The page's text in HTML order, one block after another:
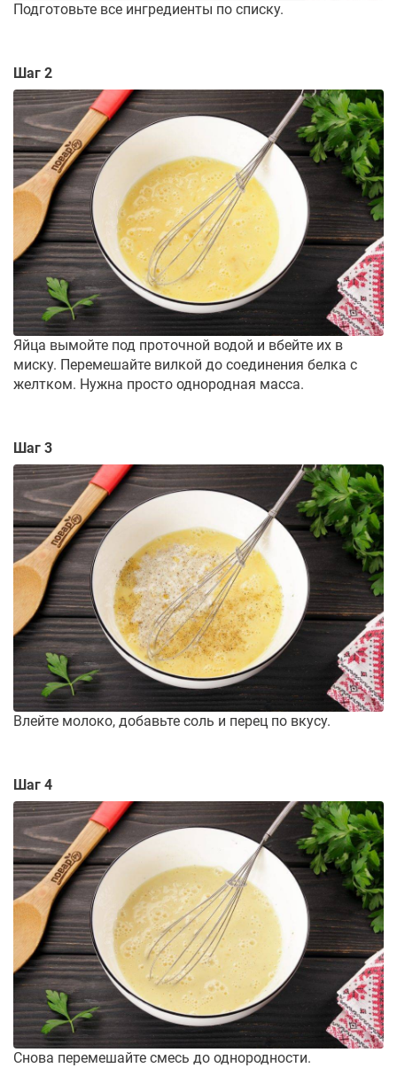
Подготовьте все ингредиенты по списку.
Шаг 2
Яйца вымойте под проточной водой и вбейте их в
миску. Перемешайте вилкой до соединения белка с
желтком. Нужна просто однородная масса.
Шаг 3
Влейте молоко, добавьте соль и перец по вкусу.
Шаг 4
Снова перемешайте смесь до однородности.